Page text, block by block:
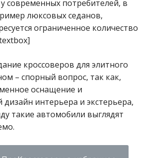
современных потребителей, в
люксовых седанов,
ограниченное количество
кроссоверов для элитного
– спорный вопрос, так как,
оснащение и
интерьера и экстерьера,
такие автомобили выглядят